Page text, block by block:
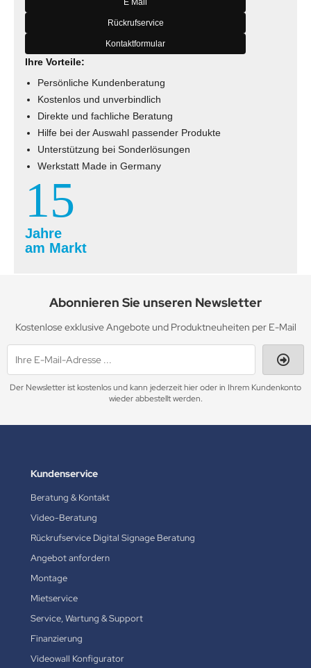
E Mail
Rückrufservice
Kontaktformular
Ihre Vorteile:
Persönliche Kundenberatung
Kostenlos und unverbindlich
Direkte und fachliche Beratung
Hilfe bei der Auswahl passender Produkte
Unterstützung bei Sonderlösungen
Werkstatt Made in Germany
15
Jahre
am Markt
Abonnieren Sie unseren Newsletter
Kostenlose exklusive Angebote und Produktneuheiten per E-Mail
Der Newsletter ist kostenlos und kann jederzeit hier oder in Ihrem Kundenkonto
wieder abbestellt werden.
Kundenservice
Beratung & Kontakt
Video-Beratung
Rückrufservice Digital Signage Beratung
Angebot anfordern
Montage
Mietservice
Service, Wartung & Support
Finanzierung
Videowall Konfigurator